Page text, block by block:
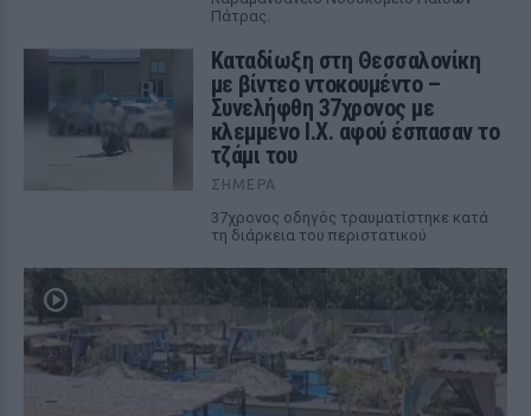
Πάτρας.
Καταδίωξη στη Θεσσαλονίκη
με βίντεο ντοκουμέντο –
Συνελήφθη 37χρονος με
κλεμμένο Ι.Χ. αφού έσπασαν το
τζάμι του
ΣΉΜΕΡΑ
37χρονος οδηγός τραυματίστηκε κατά
τη διάρκεια του περιστατικού